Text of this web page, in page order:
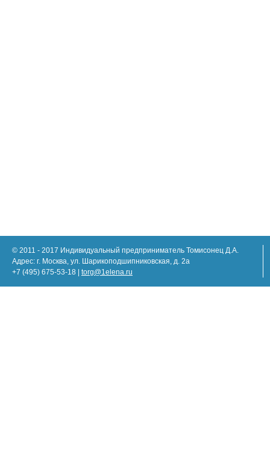
© 2011 - 2017 Индивидуальный предприниматель Томисонец Д.А.
Адрес: г. Москва, ул. Шарикоподшипниковская, д. 2а
+7 (495) 675-53-18 | torg@1elena.ru